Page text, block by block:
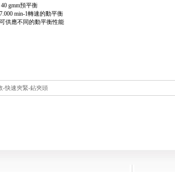
gmm預平衡
min-1轉速的動平衡
供應不同的動平衡性能
-快速夾緊-鉆夾頭